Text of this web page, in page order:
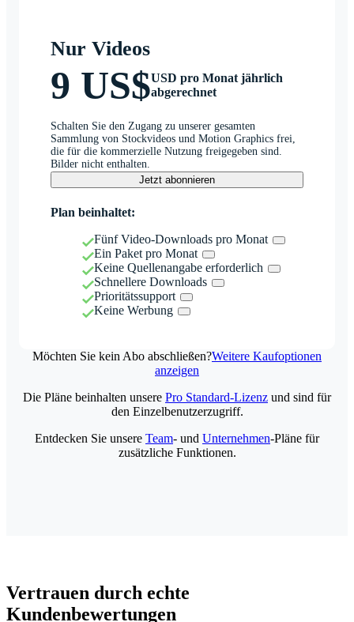
Nur Videos
9 US$USD pro Monat jährlich
abgerechnet
Schalten Sie den Zugang zu unserer gesamten
Sammlung von Stockvideos und Motion Graphics frei,
die für die kommerzielle Nutzung freigegeben sind.
Bilder nicht enthalten.
Jetzt abonnieren
Plan beinhaltet:
Fünf Video-Downloads pro Monat
Ein Paket pro Monat
Keine Quellenangabe erforderlich
Schnellere Downloads
Prioritätssupport
Keine Werbung
Möchten Sie kein Abo abschließen?Weitere Kaufoptionen
anzeigen
Die Pläne beinhalten unsere Pro Standard-Lizenz und sind für
den Einzelbenutzerzugriff.
Entdecken Sie unsere Team- und Unternehmen-Pläne für
zusätzliche Funktionen.
Vertrauen durch echte
Kundenbewertungen